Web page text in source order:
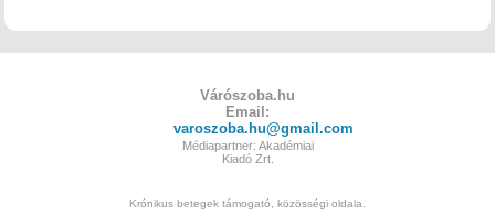
Várószoba.hu
Email:
varoszoba.hu@gmail.com
Médiapartner: Akadémiai
Kiadó Zrt.
Krónikus betegek támogató, közösségi oldala.